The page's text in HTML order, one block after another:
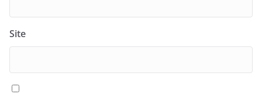
Site